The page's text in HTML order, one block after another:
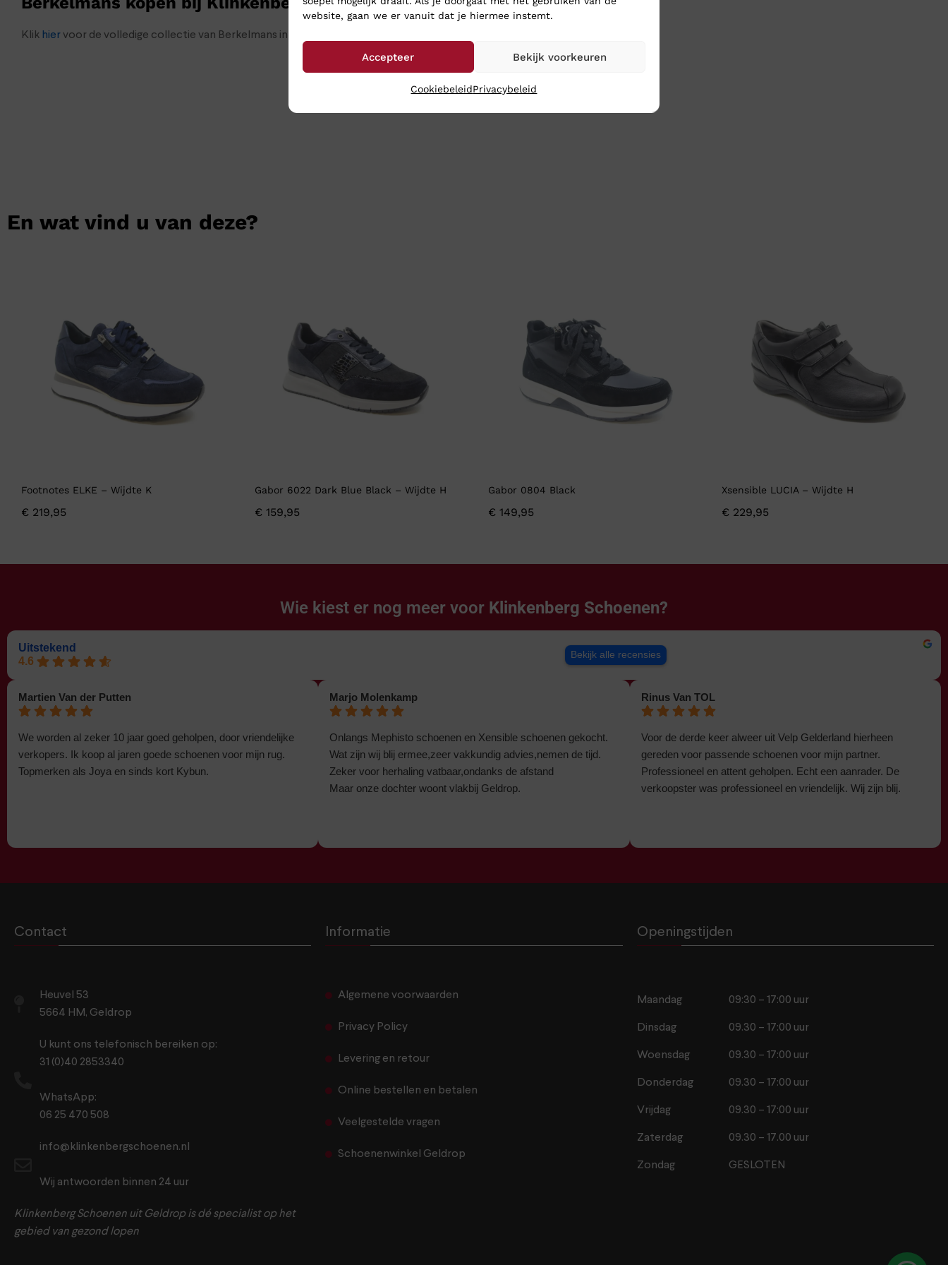
website, gaan we er vanuit dat je hiermee instemt.
Accepteer Bekijk voorkeuren
CookiebeleidPrivacybeleid
Klik hiervoor de volledige collectie van Berkelmans in onze webshop.
En wat vind u van deze?
Footnotes ELKE – Wijdte K
€ 219,95
Gabor 6022 Dark Blue Black – Wijdte H
€ 159,95
Gabor 0804 Black
€ 149,95
Xsensible LUCIA – Wijdte H
€ 229,95
Wie kiest er nog meer voor Klinkenberg Schoenen?
Uitstekend
4.6
Bekijk alle recensies
Martien Van der Putten
We worden al zeker 10 jaar goed geholpen, door vriendelijke
verkopers. Ik koop al jaren goede schoenen voor mijn rug.
Topmerken als Joya en sinds kort Kybun.
Marjo Molenkamp
Onlangs Mephisto schoenen en Xensible schoenen gekocht.
Wat zijn wij blij ermee,zeer vakkundig advies,nemen de tijd.
Zeker voor herhaling vatbaar,ondanks de afstand
Maar onze dochter woont vlakbij Geldrop.
Rinus Van TOL
Voor de derde keer alweer uit Velp Gelderland hierheen
gereden voor passende schoenen voor mijn partner.
Professioneel en attent geholpen. Echt een aanrader. De
verkoopster was professioneel en vriendelijk. Wij zijn blij.
Contact
Heuvel 53
5664 HM, Geldrop
U kunt ons telefonisch bereiken op:
31 (0)40 2853340
WhatsApp:
06 25 470 508
info@klinkenbergschoenen.nl
Wij antwoorden binnen 24 uur
Klinkenberg Schoenen uit Geldrop is dé specialist op het
gebied van gezond lopen
Informatie
Algemene voorwaarden
Privacy Policy
Levering en retour
Online bestellen en betalen
Veelgestelde vragen
Schoenenwinkel Geldrop
Openingstijden
Maandag 09:30 – 17:00 uur
Dinsdag 09.30 – 17:00 uur
Woensdag 09.30 – 17:00 uur
Donderdag 09.30 – 17:00 uur
Vrijdag 09.30 – 17:00 uur
Zaterdag 09.30 – 17.00 uur
Zondag GESLOTEN